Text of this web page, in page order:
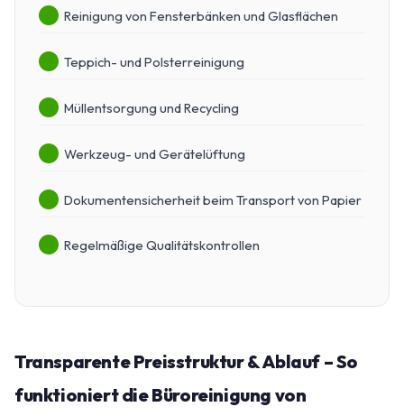
Reinigung von Fensterbänken und Glasflächen
Teppich- und Polsterreinigung
Müllentsorgung und Recycling
Werkzeug- und Gerätelüftung
Dokumentensicherheit beim Transport von Papier
Regelmäßige Qualitätskontrollen
Transparente Preisstruktur & Ablauf – So
funktioniert die Büroreinigung von